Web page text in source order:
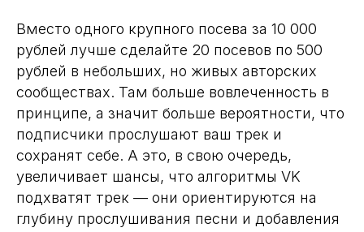
Вместо одного крупного посева за 10 000
рублей лучше сделайте 20 посевов по 500
рублей в небольших, но живых авторских
сообществах. Там больше вовлеченность в
принципе, а значит больше вероятности, что
подписчики прослушают ваш трек и
сохранят себе. А это, в свою очередь,
увеличивает шансы, что алгоритмы VK
подхватят трек — они ориентируются на
глубину прослушивания песни и добавления